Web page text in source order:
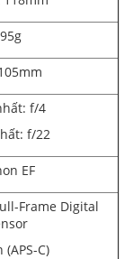
f/4
f/22
EF
Frame Digital
(APS-C)